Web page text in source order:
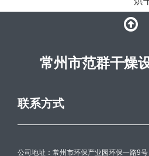
常州市范群干燥
联系方式
公司地址：常州市环保产业园环保一路9号